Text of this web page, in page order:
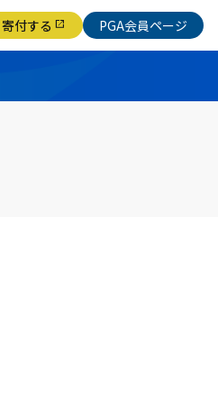
寄付する open_in_new PGA会員ページ